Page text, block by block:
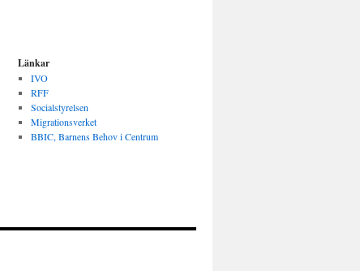
Länkar
IVO
RFF
Socialstyrelsen
Migrationsverket
BBIC, Barnens Behov i Centrum